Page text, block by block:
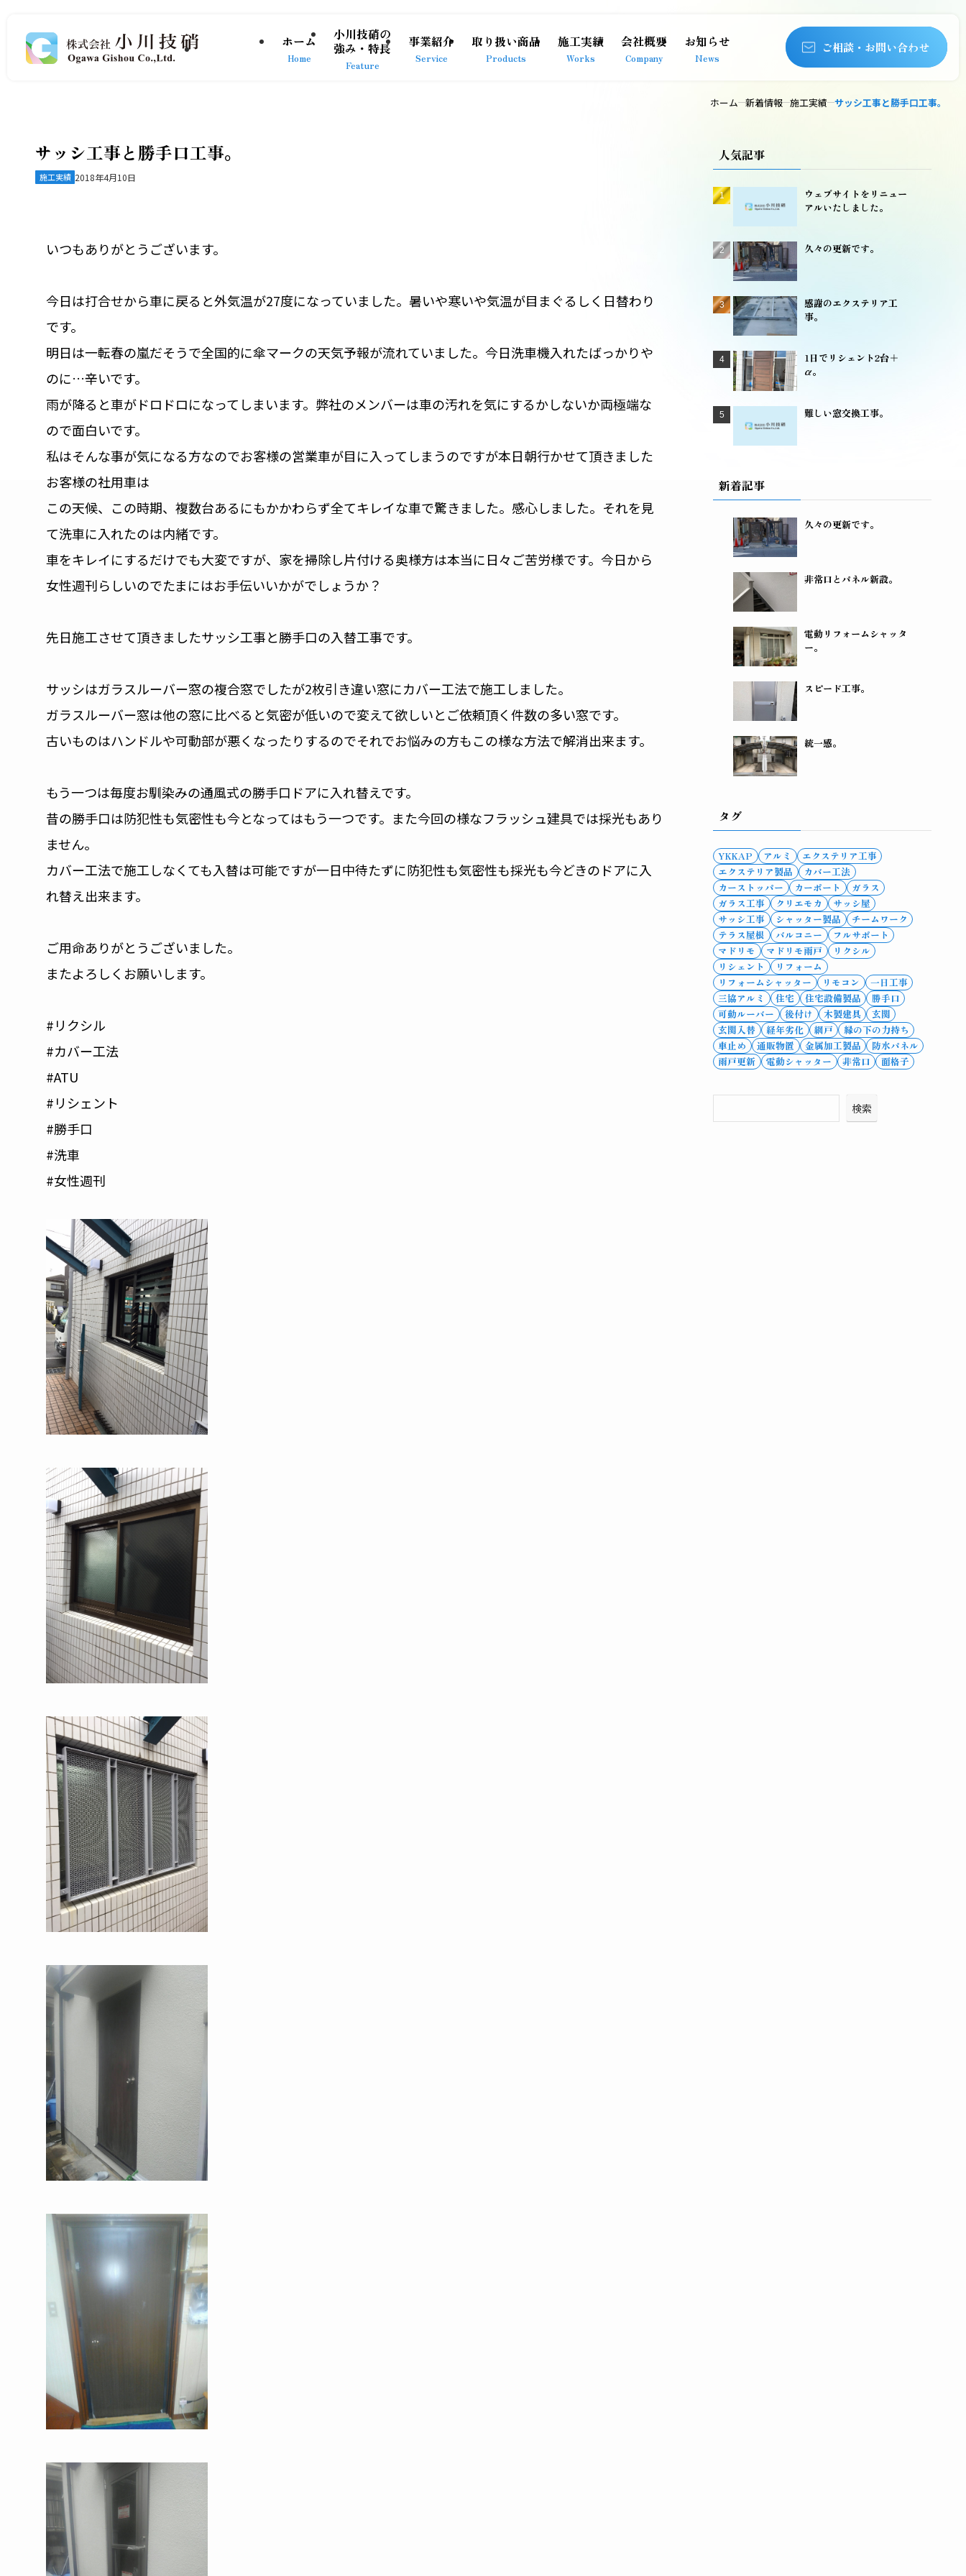
ご相談・お問い合わせ
ホーム
Home
小川技硝の
強み・特長
Feature
事業紹介
Service
取り扱い商品
Products
施工実績
Works
会社概要
Company
お知らせ
News
ホーム 新着情報 施工実績 サッシ工事と勝手口工事。
サッシ工事と勝手口工事。
施工実績 2018年4月10日
いつもありがとうございます。
今日は打合せから車に戻ると外気温が27度になっていました。暑いや寒いや気温が目まぐるしく日替わり
です。
明日は一転春の嵐だそうで全国的に傘マークの天気予報が流れていました。今日洗車機入れたばっかりや
のに…辛いです。
雨が降ると車がドロドロになってしまいます。弊社のメンバーは車の汚れを気にするかしないか両極端な
ので面白いです。
私はそんな事が気になる方なのでお客様の営業車が目に入ってしまうのですが本日朝行かせて頂きました
お客様の社用車は
この天候、この時期、複数台あるにもかかわらず全てキレイな車で驚きました。感心しました。それを見
て洗車に入れたのは内緒です。
車をキレイにするだけでも大変ですが、家を掃除し片付ける奥様方は本当に日々ご苦労様です。今日から
女性週刊らしいのでたまにはお手伝いいかがでしょうか？
先日施工させて頂きましたサッシ工事と勝手口の入替工事です。
サッシはガラスルーバー窓の複合窓でしたが2枚引き違い窓にカバー工法で施工しました。
ガラスルーバー窓は他の窓に比べると気密が低いので変えて欲しいとご依頼頂く件数の多い窓です。
古いものはハンドルや可動部が悪くなったりするのでそれでお悩みの方もこの様な方法で解消出来ます。
もう一つは毎度お馴染みの通風式の勝手口ドアに入れ替えです。
昔の勝手口は防犯性も気密性も今となってはもう一つです。また今回の様なフラッシュ建具では採光もあり
ません。
カバー工法で施工しなくても入替は可能ですが一日中待たずに防犯性も気密性も採光も今どきのドアに入
れ替え出来ます。
ご用命ありがとうございました。
またよろしくお願いします。
#リクシル
#カバー工法
#ATU
#リシェント
#勝手口
#洗車
#女性週刊
人気記事
ウェブサイトをリニュー
アルいたしました。
久々の更新です。
感謝のエクステリア工
事。
1日でリシェント2台＋
α。
難しい窓交換工事。
新着記事
久々の更新です。
非常口とパネル新設。
電動リフォームシャッタ
ー。
スピード工事。
統一感。
タグ
YKKAP アルミ
エクステリア工事
エクステリア製品
カバー工法
カーストッパー
カーポート
ガラス
ガラス工事
クリエモカ
サッシ屋
サッシ工事
シャッター製品
チームワーク
テラス屋根
バルコニー
フルサポート
マドリモ
マドリモ雨戸
リクシル
リシェント
リフォーム
リフォームシャッター
リモコン
一日工事
三協アルミ
住宅 住宅設備製品
勝手口
可動ルーバー
後付け 木製建具
玄関
玄関入替
経年劣化 網戸
縁の下の力持ち
車止め
通販物置 金属加工製品
防水パネル
雨戸更新
電動シャッター 非常口 面格子
検索